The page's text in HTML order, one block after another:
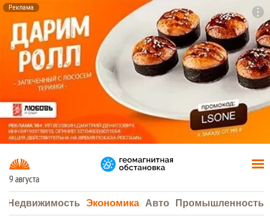
Реклама
9 августа
Недвижимость Экономика Авто Промышленность